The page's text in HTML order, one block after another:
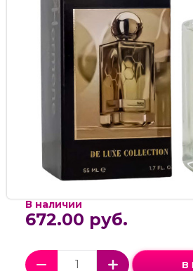
В наличии
672.00 руб.
В